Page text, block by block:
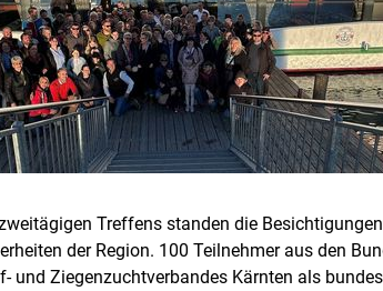
Skip to
Treffens standen die
der Region. 100 Teilnehmer aus den
und Ziegenzuchtverbandes Kärnten als